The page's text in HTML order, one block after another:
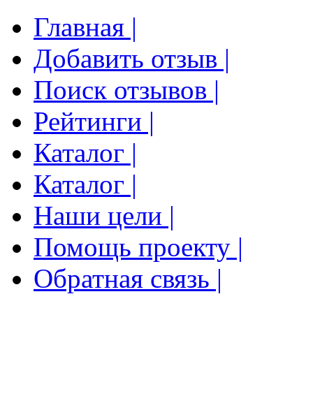
Главная |
Добавить отзыв |
Поиск отзывов |
Рейтинги |
Каталог |
Каталог |
Наши цели |
Помощь проекту |
Обратная связь |